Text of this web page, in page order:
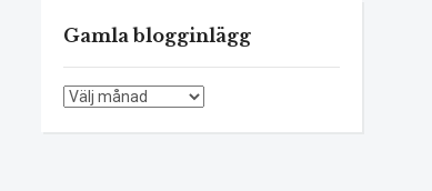
Gamla blogginlägg
Gamla